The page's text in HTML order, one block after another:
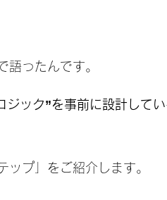
語ったんです。
ジック”を事前に設計して
プ」をご紹介します。